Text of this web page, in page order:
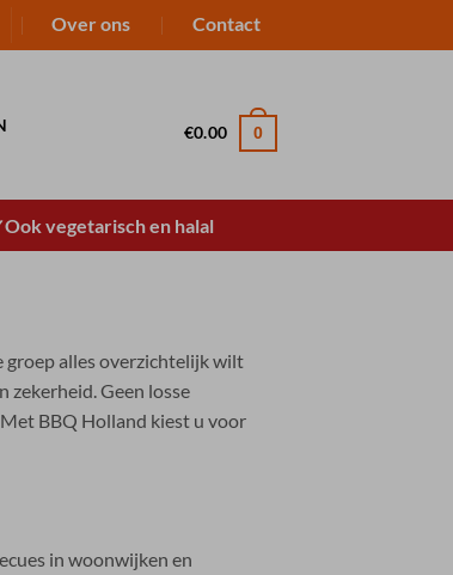
Over ons Contact
€0.00 0
Ook vegetarisch en halal
groep alles overzichtelijk wilt
zekerheid. Geen losse
BBQ Holland kiest u voor
in woonwijken en